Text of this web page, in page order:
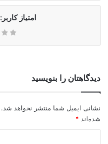
امتیاز کاربر:
دیدگاهتان را بنویسید
نشانی ایمیل شما منتشر نخواهد شد.
شده‌اند *